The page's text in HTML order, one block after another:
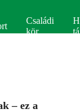
Családi
kör
– ez a